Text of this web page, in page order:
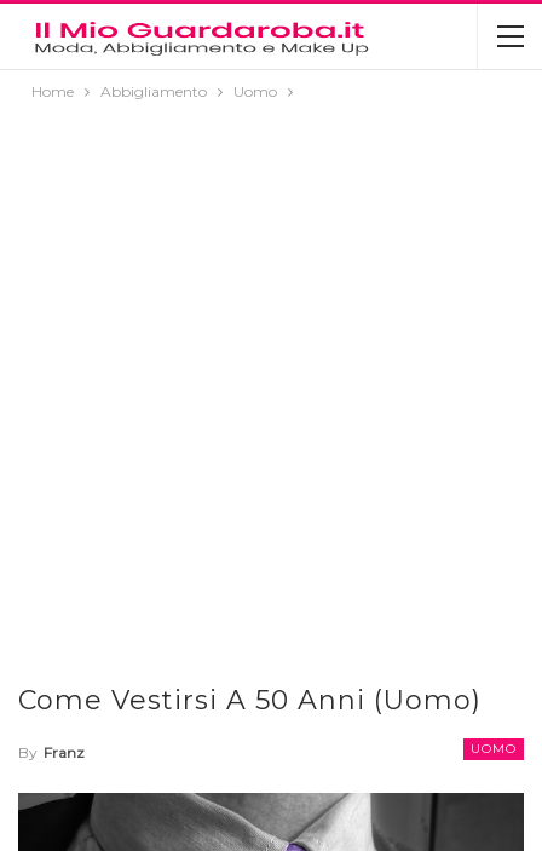
Home Abbigliamento Uomo
Come Vestirsi A 50 Anni (Uomo)
UOMO
By Franz